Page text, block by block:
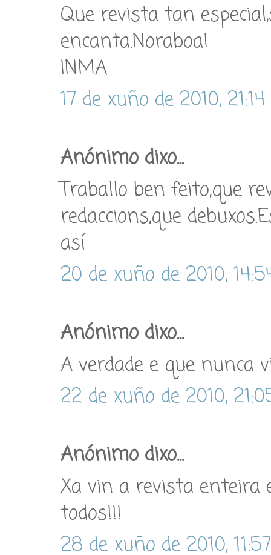
Que revista tan
encanta.Noraboa!
INMA
17 de xuño de 2010, 21:14
Anónimo dixo...
Traballo ben feito,que
redaccions,que
así
20 de xuño de 2010,
Anónimo dixo...
A verdade e que nunca
22 de xuño de 2010,
Anónimo dixo...
Xa vin a revista enteira
todos!!!
28 de xuño de 2010, 11:57